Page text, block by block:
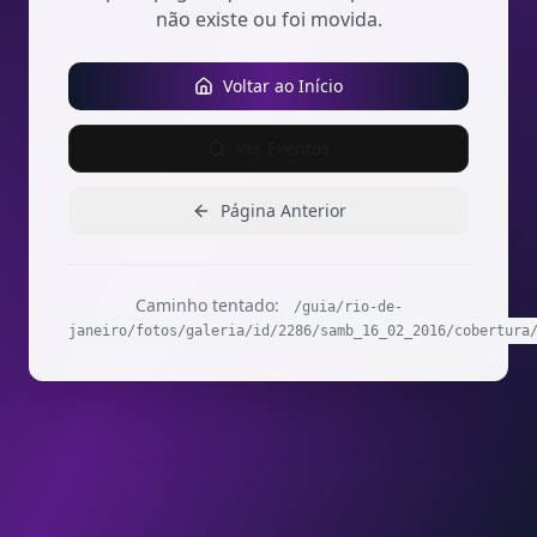
não existe ou foi movida.
Voltar ao Início
Página Anterior
Caminho tentado:
/guia/rio-de-
janeiro/fotos/galeria/id/2286/samb_16_02_2016/